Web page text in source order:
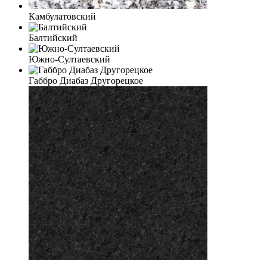
Камбулатовский
Балтийский
Южно-Султаевский
Габбро Диабаз Другорецкое